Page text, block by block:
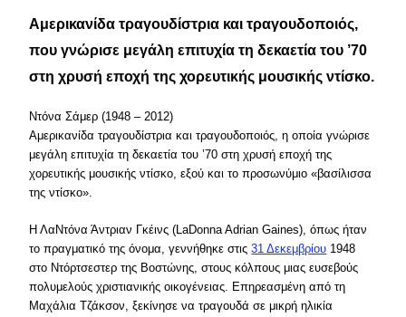
Αμερικανίδα τραγουδίστρια και τραγουδοποιός,
που γνώρισε μεγάλη επιτυχία τη δεκαετία του ’70
στη χρυσή εποχή της χορευτικής μουσικής ντίσκο.
Ντόνα Σάμερ (1948 – 2012)
Αμερικανίδα τραγουδίστρια και τραγουδοποιός, η οποία γνώρισε
μεγάλη επιτυχία τη δεκαετία του ’70 στη χρυσή εποχή της
χορευτικής μουσικής ντίσκο, εξού και το προσωνύμιο «βασίλισσα
της ντίσκο».
Η ΛαΝτόνα Άντριαν Γκέινς (LaDonna Adrian Gaines), όπως ήταν
το πραγματικό της όνομα, γεννήθηκε στις31 Δεκεμβρίου 1948
στο Ντόρτσεστερ της Βοστώνης, στους κόλπους μιας ευσεβούς
πολυμελούς χριστιανικής οικογένειας. Επηρεασμένη από τη
Μαχάλια Τζάκσον, ξεκίνησε να τραγουδά σε μικρή ηλικία